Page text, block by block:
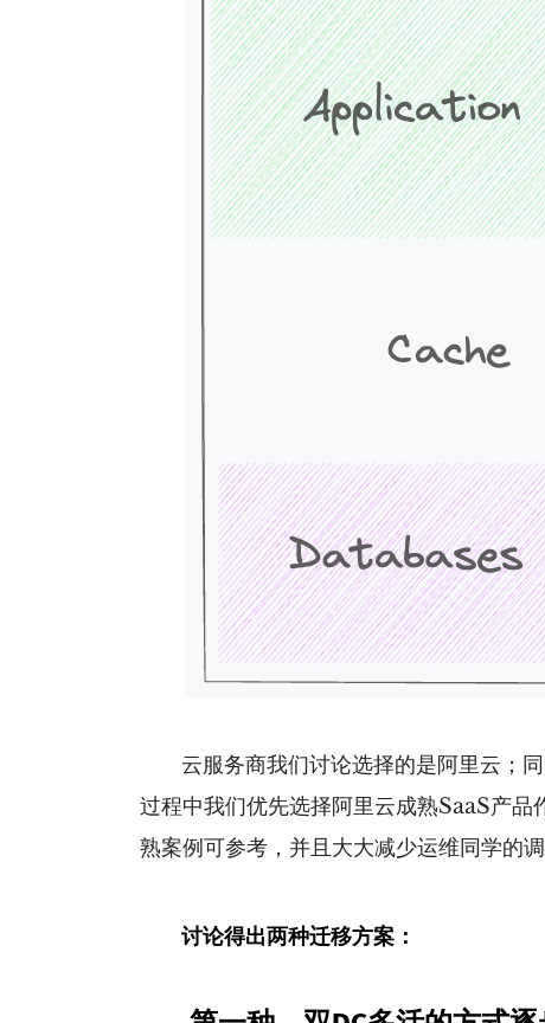
云服务商我们讨论选择的是阿里云；同
过程中我们优先选择阿里云成熟SaaS产
熟案例可参考，并且大大减少运维同学的调
讨论得出两种迁移方案：